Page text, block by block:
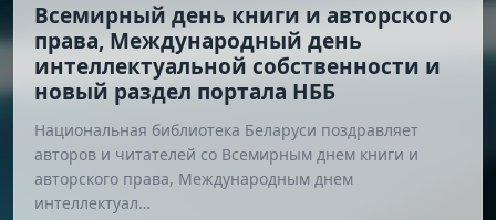
Всемирный день книги и авторского
права, Международный день
интеллектуальной собственности и
новый раздел портала НББ
Национальная библиотека Беларуси поздравляет
авторов и читателей со Всемирным днем книги и
авторского права, Международным днем
интеллектуал…